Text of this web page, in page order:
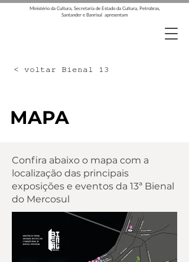
Ministério da Cultura, Secretaria de Estado da Cultura, Petrobras,
Santander e Banrisul apresentam
< voltar Bienal 13
MAPA
Confira abaixo o mapa com a
localização das principais
exposições e eventos da 13ª Bienal
do Mercosul